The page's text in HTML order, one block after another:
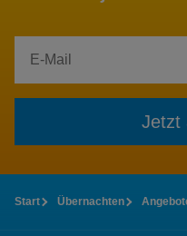
Jetzt
Start Übernachten